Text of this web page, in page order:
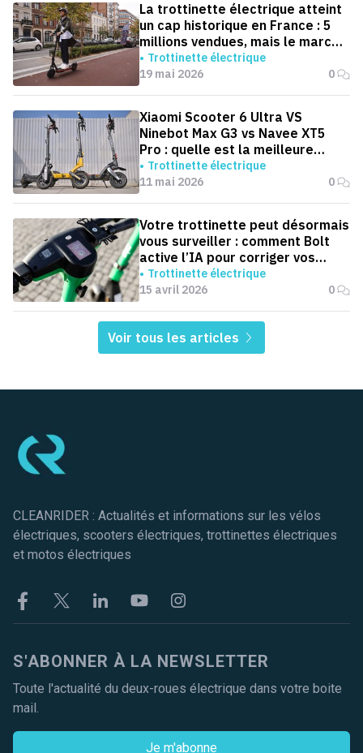
La trottinette électrique atteint
un cap historique en France : 5
millions vendues, mais le marché
ralentit
Trottinette électrique
19 mai 2026
0
Xiaomi Scooter 6 Ultra VS
Ninebot Max G3 vs Navee XT5
Pro : quelle est la meilleure
trottinette pour aller au boulot ?
Trottinette électrique
11 mai 2026
0
Votre trottinette peut désormais
vous surveiller : comment Bolt
active l’IA pour corriger vos
trajets
Trottinette électrique
15 avril 2026
0
Voir tous les articles
CLEANRIDER : Actualités et informations sur les vélos
électriques, scooters électriques, trottinettes électriques
et motos électriques
FacebookTwitter LinkekinYoutubeInstagram
S'ABONNER À LA NEWSLETTER
Toute l'actualité du deux-roues électrique dans votre boite
mail.
Je m'abonne